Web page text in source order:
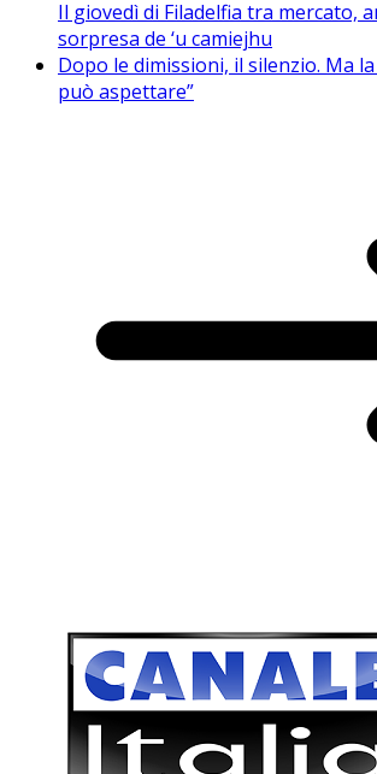
Il giovedì di Filadelfia tra mercato,
sorpresa de ‘u camiejhu
Dopo le dimissioni, il silenzio. Ma
può aspettare”